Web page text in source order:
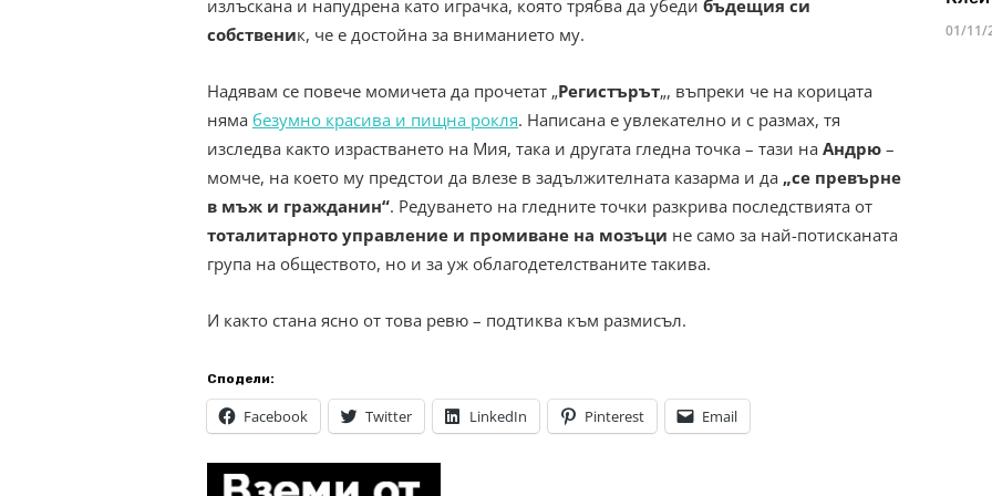
излъскана и напудрена като играчка, която трябва да убеди бъдещия си
собственик, че е достойна за вниманието му.
Надявам се повече момичета да прочетат „Регистърът„, въпреки че на корицата
няма безумно красива и пищна рокля. Написана е увлекателно и с размах, тя
изследва както израстването на Мия, така и другата гледна точка – тази на Андрю –
момче, на което му предстои да влезе в задължителната казарма и да „се превърне
в мъж и гражданин“. Редуването на гледните точки разкрива последствията от
тоталитарното управление и промиване на мозъци не само за най-потисканата
група на обществото, но и за уж облагодетелстваните такива.
И както стана ясно от това ревю – подтиква към размисъл.
Сподели:
Facebook Twitter LinkedIn Pinterest Email
01/11/